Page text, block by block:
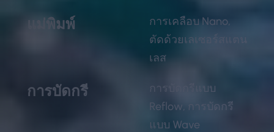
แม่พิมพ์
การเคลือบ Nano,
ตัดด้วยเลเซอร์สแตน
เลส
การบัดกรี
การบัดกรีแบบ
Reflow, การบัดกรี
แบบ Wave